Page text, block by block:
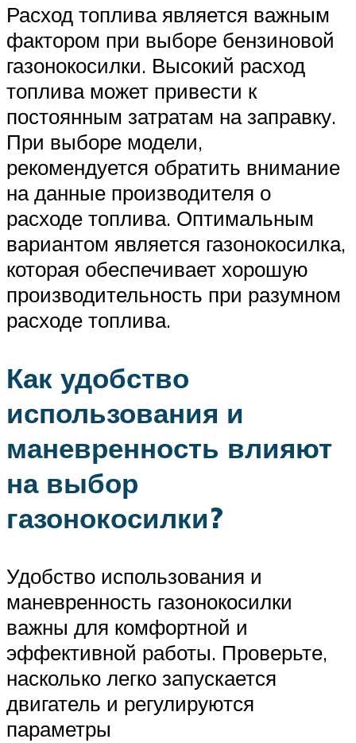
Расход топлива является важным
фактором при выборе бензиновой
газонокосилки. Высокий расход
топлива может привести к
постоянным затратам на заправку.
При выборе модели,
рекомендуется обратить внимание
на данные производителя о
расходе топлива. Оптимальным
вариантом является газонокосилка,
которая обеспечивает хорошую
производительность при разумном
расходе топлива.
Как удобство
использования и
маневренность влияют
на выбор
газонокосилки?
Удобство использования и
маневренность газонокосилки
важны для комфортной и
эффективной работы. Проверьте,
насколько легко запускается
двигатель и регулируются
параметры